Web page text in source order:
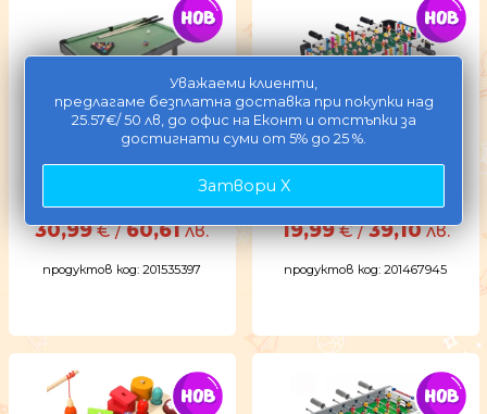
Уважаеми клиенти,
предлагаме безплатна доставка при покупки над
25.57€/ 50 лв, до офис на Еконт и отстъпки за
достигнати суми от 5% до 25 %.
Затвори X
Дървена игра Билярд - 61
см.
30,99€ /60,61лв.
продуктов код: 201535397
Дървена игра Футбол
19,99€ /39,10лв.
продуктов код: 201467945